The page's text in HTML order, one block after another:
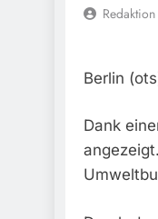
Redaktion
Berlin
Dank